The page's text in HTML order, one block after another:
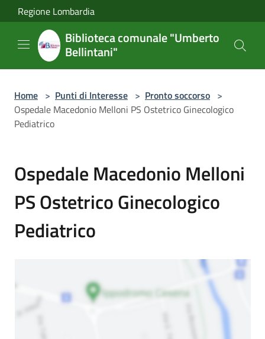
Salta al contenuto principale
Regione Lombardia
Biblioteca comunale "Umberto
Bellintani"
Home > Punti di Interesse > Pronto soccorso >
Ospedale Macedonio Melloni PS Ostetrico Ginecologico
Pediatrico
Ospedale Macedonio Melloni
PS Ostetrico Ginecologico
Pediatrico